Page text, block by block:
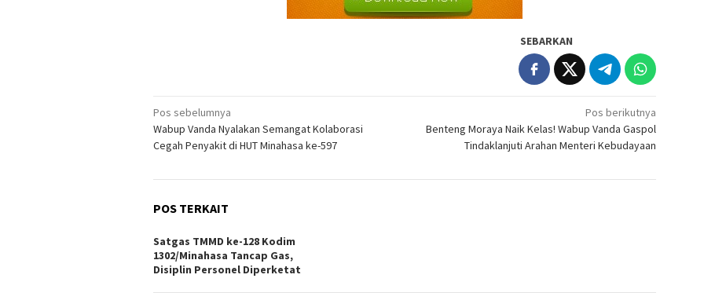
SEBARKAN
Navigasi
pos
Pos sebelumnya
Wabup Vanda Nyalakan Semangat Kolaborasi
Cegah Penyakit di HUT Minahasa ke-597
Pos berikutnya
Benteng Moraya Naik Kelas! Wabup Vanda Gaspol
Tindaklanjuti Arahan Menteri Kebudayaan
POS TERKAIT
Satgas TMMD ke-128 Kodim
1302/Minahasa Tancap Gas,
Disiplin Personel Diperketat